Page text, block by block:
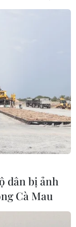
cũng
bình giữa
sẻ."
đạo Nga và
cao để kết
"phần lớn
thống
dân bị ảnh
Cà Mau